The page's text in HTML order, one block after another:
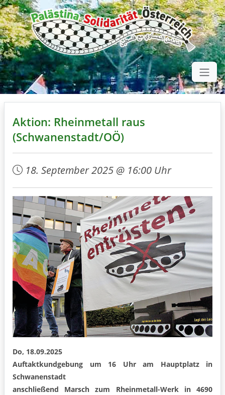
Aktion: Rheinmetall raus
(Schwanenstadt/OÖ)
18. September 2025 @ 16:00 Uhr
Do, 18.09.2025
Auftaktkundgebung um 16 Uhr am Hauptplatz in
Schwanenstadt
anschließend Marsch zum Rheinmetall-Werk in 4690